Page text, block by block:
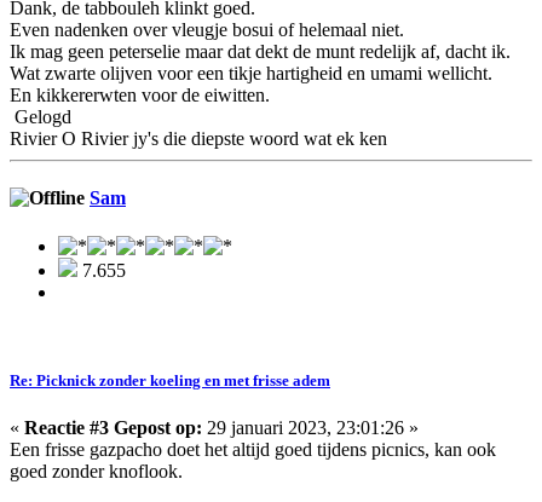
Dank, de tabbouleh klinkt goed.
Even nadenken over vleugje bosui of helemaal niet.
Ik mag geen peterselie maar dat dekt de munt redelijk af, dacht ik.
Wat zwarte olijven voor een tikje hartigheid en umami wellicht.
En kikkererwten voor de eiwitten.
Gelogd
Rivier O Rivier jy's die diepste woord wat ek ken
Sam
7.655
Re: Picknick zonder koeling en met frisse adem
« Reactie #3 Gepost op: 29 januari 2023, 23:01:26 »
Een frisse gazpacho doet het altijd goed tijdens picnics, kan ook
goed zonder knoflook.